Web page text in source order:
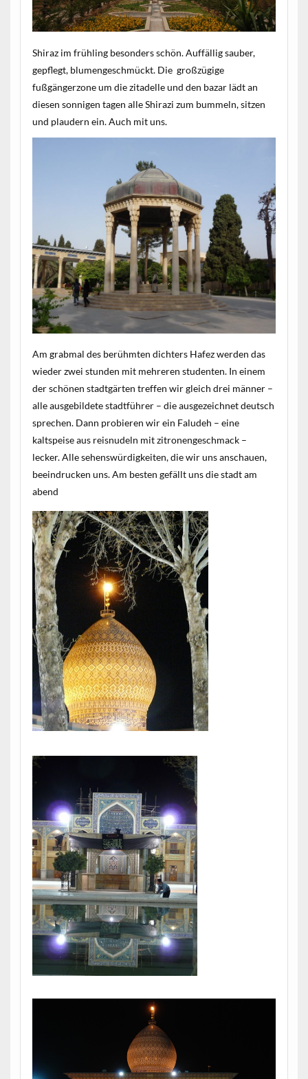
Shiraz im frühling besonders schön. Auffällig sauber,
gepflegt, blumengeschmückt. Die großzügige
fußgängerzone um die zitadelle und den bazar lädt an
diesen sonnigen tagen alle Shirazi zum bummeln, sitzen
und plaudern ein. Auch mit uns.
Am grabmal des berühmten dichters Hafez werden das
wieder zwei stunden mit mehreren studenten. In einem
der schönen stadtgärten treffen wir gleich drei männer –
alle ausgebildete stadtführer – die ausgezeichnet deutsch
sprechen. Dann probieren wir ein Faludeh – eine
kaltspeise aus reisnudeln mit zitronengeschmack –
lecker. Alle sehenswürdigkeiten, die wir uns anschauen,
beeindrucken uns. Am besten gefällt uns die stadt am
abend